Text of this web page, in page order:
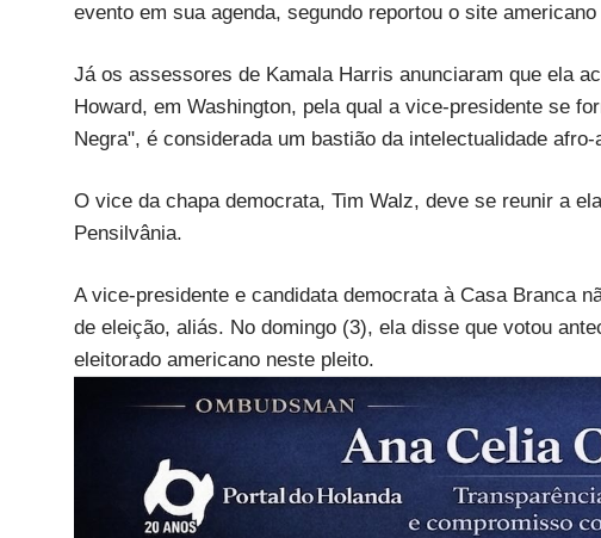
evento em sua agenda, segundo reportou o site
Já os assessores de Kamala Harris anunciaram que ela
Howard, em Washington, pela qual a vice-presidente se
Negra", é considerada um bastião da intelectualidade afro-
O vice da chapa democrata, Tim Walz, deve se reunir a
Pensilvânia.
A vice-presidente e candidata democrata à Casa Branca
de eleição, aliás. No domingo (3), ela disse que votou
eleitorado americano neste pleito.